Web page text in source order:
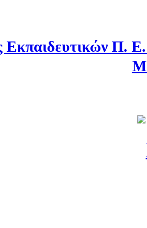
Εκπαιδευτικών Π.